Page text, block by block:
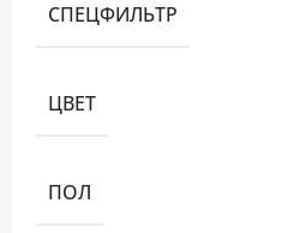
СПЕЦФИЛЬТР
ЦВЕТ
ПОЛ